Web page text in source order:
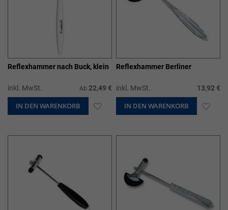
Reflexhammer nach Buck, klein
inkl. MwSt. Ab 22,49 €
IN DEN WARENKORB ZUR
Reflexhammer Berliner
inkl. MwSt. 13,92 €
IN DEN WARENKORB ZUR